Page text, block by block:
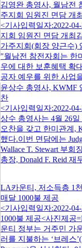
김영완 총영사, 월남전
주지회 임원진 면담 개최
<기사입력일자:2022-
지회 임원진 면담 개최
가주지회(회장 양근수)
"월남전 참전자회는 한
우에 대한 보훈혜택 확
공자 예우를 위한 사업
윤상수 총영사, KWMF
찬
<기사입력일자:2022-
상수 총영사는 4월 26
오찬을 갖고 한미관계,
했다.이번 면담에는
Wallace T. Stewart 부회
총장, Donald F. Reid 재
LA카운티, 저소득층 1
매달 1000불 제공
<기사입력일자:2022-
1000불 제공<사진제공
운티 정부는 거주민 가
러를 지불하는 ‘브레스